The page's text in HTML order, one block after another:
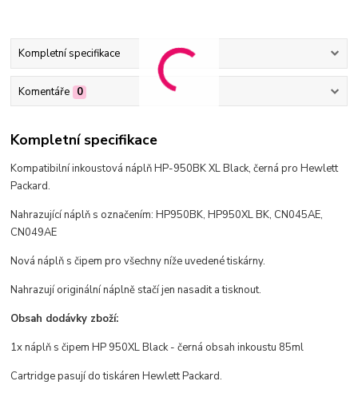
Kompletní specifikace
Komentáře 0
Kompletní specifikace
Kompatibilní inkoustová náplň HP-950BK XL Black, černá pro Hewlett
Packard.
Nahrazující náplň s označením: HP950BK, HP950XL BK, CN045AE,
CN049AE
Nová náplň s čipem pro všechny níže uvedené tiskárny.
Nahrazují originální náplně stačí jen nasadit a tisknout.
Obsah dodávky zboží:
1x náplň s čipem HP 950XL Black - černá obsah inkoustu 85ml
Cartridge pasují do tiskáren Hewlett Packard.